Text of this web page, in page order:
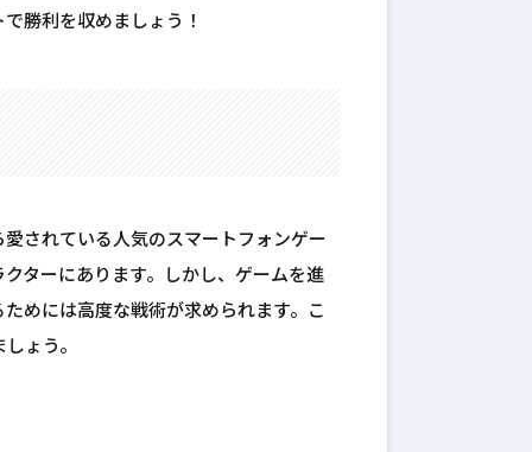
勝利を収めましょう！
されている人気のスマートフォンゲー
ターにあります。しかし、ゲームを進
めには高度な戦術が求められます。こ
ょう。